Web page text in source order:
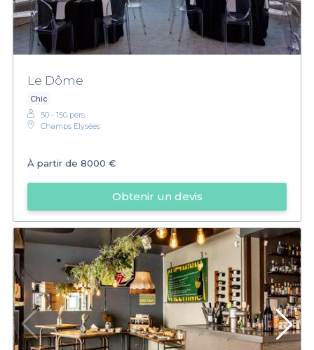
Le Dôme
Chic
50 - 150 pers.
Champs Elysées
À partir de 8000 €
Obtenir un devis